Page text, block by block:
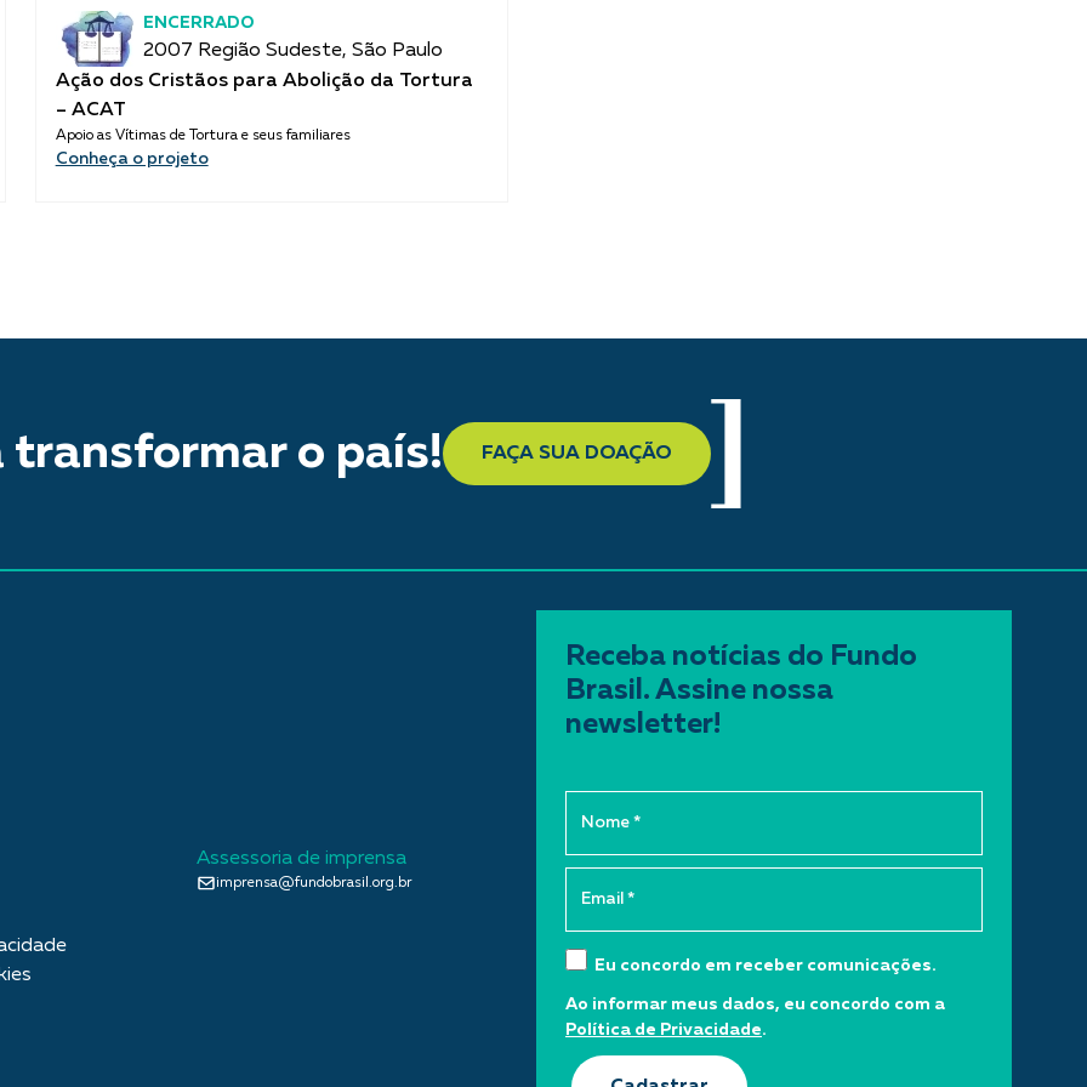
ENCERRADO
2007 Região Sudeste, São Paulo
Ação dos Cristãos para Abolição da Tortura
– ACAT
Apoio as Vítimas de Tortura e seus familiares
Conheça o projeto
transformar o país! FAÇA SUA DOAÇÃO
Assessoria de imprensa
imprensa@fundobrasil.org.br
Receba notícias do Fundo
Brasil. Assine nossa
newsletter!
Eu concordo em receber comunicações.
Ao informar meus dados, eu concordo com a
Política de Privacidade.